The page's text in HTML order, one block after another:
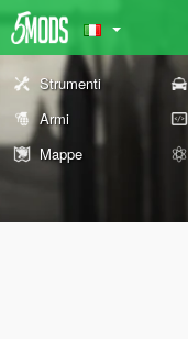
Strumenti
Armi
Mappe